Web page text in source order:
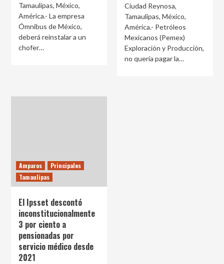
Tamaulipas, México,
América.- La empresa
Ómnibus de México,
deberá reinstalar a un
chofer…
Ciudad Reynosa,
Tamaulipas, México,
América.- Petróleos
Mexicanos (Pemex)
Exploración y Producción,
no quería pagar la…
Amparos
Principales
Tamaulipas
El Ipsset descontó
inconstitucionalmente
3 por ciento a
pensionadas por
servicio médico desde
2021